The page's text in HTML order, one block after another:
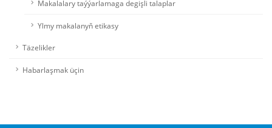
Makalalary taýýarlamaga degişli talaplar
Ylmy makalanyň etikasy
Täzelikler
Habarlaşmak üçin